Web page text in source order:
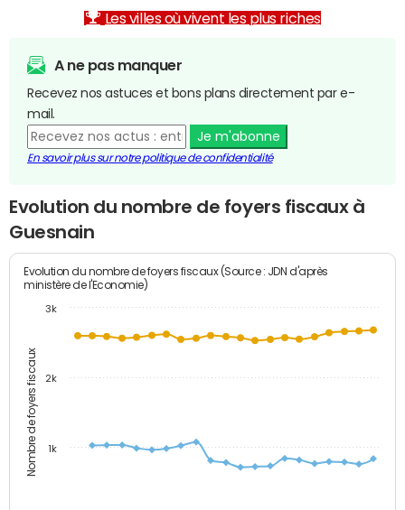
Les villes où vivent les plus riches
A ne pas manquer
Recevez nos astuces et bons plans directement par e-
mail.
Je m'abonne
En savoir plus sur notre politique de confidentialité
Evolution du nombre de foyers fiscaux à
Guesnain
Nombre de foyers fiscaux
Evolution du nombre de foyers fiscaux (Source : JDN d'après
ministère de l'Economie)
1k
2k
3k